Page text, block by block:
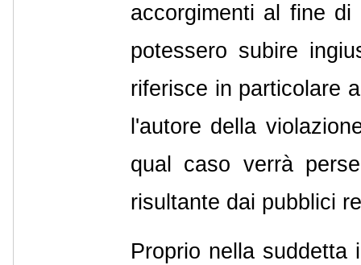
accorgimenti al fine
potessero subire
riferisce in particolare
l'autore della
qual caso verrà
risultante dai pubblici
Proprio nella suddetta